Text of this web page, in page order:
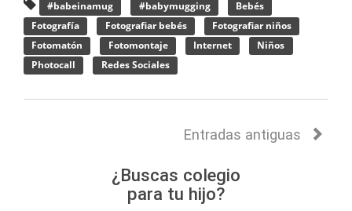
#babeinamug #babymugging
Bebés
Fotografía
Fotografiar bebés
Fotografiar niños
Fotomatón
Fotomontaje Internet
Niños
Photocall
Redes Sociales
Entradas antiguas
¿Buscas colegio
para tu hijo?